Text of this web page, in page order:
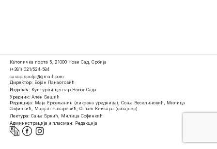
Католичка порта 5, 21000 Нови Сад, Србија
(+381) 021/524-584
casopispolja@gmail.com
Директор: Бојан Панаотовић
Издавач: Културни центар Новог Сада
Уредник: Ален Бешић
Редакција: Маја Ердељанин (ликовна уредница), Соња Веселиновић, Милица
Софинкић, Марјан Чакаревић, Огњен Клисара (дизајнер)
Лектура: Сања Бркић, Милица Софинкић
Администрација и пласман: Редакција